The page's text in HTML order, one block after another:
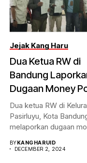
Jejak Kang Haru
Dua Ketua RW di
Bandung
Dugaan Money
Dua ketua RW di
Pasirluyu, Kota
melaporkan dugaan
BYKANGHARUID
DECEMBER 2, 2024